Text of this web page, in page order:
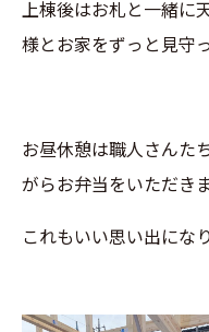
上棟後はお札と一緒に
様とお家をずっと見守
お昼休憩は職人さんた
がらお弁当をいただき
これもいい思い出にな